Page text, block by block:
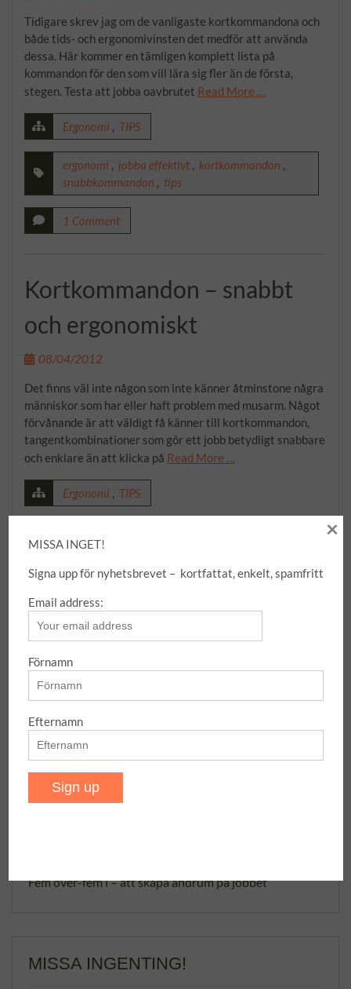
Tidigare skrev jag om de vanligaste kortkommandona och
både tids- och ergonomivinsten det medför att använda
dessa. Här kommer en tämligen komplett lista på
kommandon för den som vill lära sig fler än de första,
stegen. Testa att jobba oavbrutet Read More …
Ergonomi TIPS
ergonomi jobba effektivt kortkommandon
snabbkommandon
tips
1 Comment
Kortkommandon – snabbt
och ergonomiskt
08/04/2012
Det finns väl inte någon som inte känner åtminstone några
människor som har eller haft problem med musarm. Något
förvånande är att väldigt få känner till kortkommandon,
tangentkombinationer som gör ett jobb betydligt snabbare
och enklare än att klicka på Read More …
Ergonomi , TIPS
snabbkommandon
Recent Posts
Boot-USB – räddningen när datorn strular
Red Alert 2 – få klassikern att fungera
Bröllopstal
Fem över-fem i – att skapa andrum på jobbet
MISSA INGENTING!
MISSA INGET!
Signa upp för nyhetsbrevet – kortfattat, enkelt, spamfritt
Email address:
Förnamn
Efternamn
×